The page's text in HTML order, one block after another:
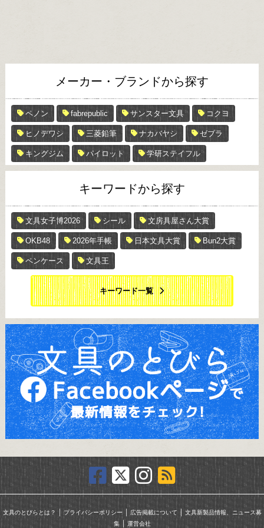
メーカー・ブランドから探す
ペノン fabrepublic サンスター文具 コクヨ
ヒノデワシ 三菱鉛筆 ナカバヤシ ゼブラ
キングジム パイロット 学研ステイフル
キーワードから探す
文具女子博2026 シール 文房具屋さん大賞
OKB48 2026年手帳 日本文具大賞 Bun2大賞
ペンケース 文具王
キーワード一覧
文具のとびらとは？ ｜ プライバシーポリシー｜ 広告掲載について ｜ 文具新製品情報、ニュース募
集｜ 運営会社